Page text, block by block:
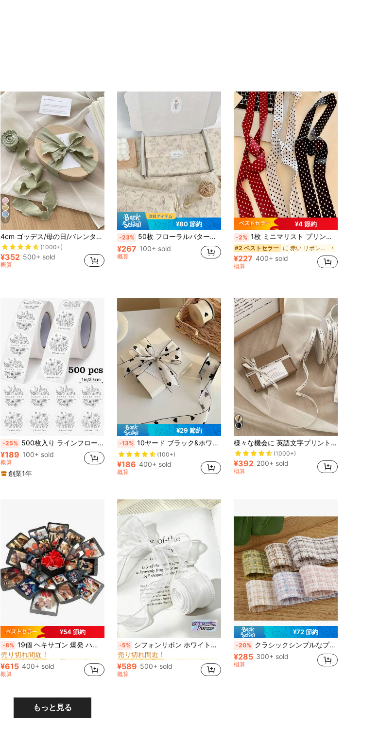
5
4cm ゴッデス/母の日/バレンタインデー用 シルクリボン シャーリング加工 高弾性、カールした泡状プリーツ ケーキ/誕生日/ボックス/ギフト/ラッピング用、DIYリボン/ノット/ヘアアクセサリー/花束/ギフトボックス/ケーキパッケージ、フローラルサテンリボン 新学期 バレンタイン
(1000+)
¥352 500+ sold
概算
¥80 節約
-23% 50枚 フローラルパターン ティッシュペーパー、DIYクラフト、パーティーギフト、ブーケラッピング、衣類包装、誕生日ギフト装飾に適しています
¥267 100+ sold
概算
¥4 節約
-2% 1枚 ミニマリスト プリントサテンスカーフ、新作春ファッションアクセサリースカーフ、女性に適し、ベルト、装飾、リボン、ヘアバンド、スカーフとしても使用可能、全体的な外観を高める理想的な選択
#2 ベストセラー に 赤い リボン&リボン
¥227 400+ sold
概算
-25% 500枚入り ラインフローラル「サンキュー」落書きシール、ミニマリスト ブラックライン、丸形シール、ギフト、封筒、カード、パーティー、ウェディングの装飾に、PVC 防水ステッカー
¥189 100+ sold
概算
創業1年
¥29 節約
-13% 10ヤード ブラック&ホワイトハートパターンリボン、エレガントなギフトラッピング装飾、結婚式や誕生日に最適、ファッショナブルな花飾りリボン、様々なシーンに対応、DIY工芸用品
(100+)
¥186 400+ sold
概算
様々な機会に 英語文字プリントポリエステルリボン 1cm 幅 ギフトラッピング リボン フラワーアレンジメント、ギフト包装、装飾など。母の日、バレンタインデー、サテンリボン
(1000+)
¥392 200+ sold
概算
¥54 節約
-8% 19個 ヘキサゴン 爆発 ハンドメイド フォトアルバム ボックス、サプライズ バースデーギフトボックスセット、バレンタインデー 学校へ帰る
#1 ベストセラー に ブラック ギフトラップボックス
売り切れ間近！
#1 ベストセラー
売り切れ間近！
#1 ベストセラー
売り切れ間近！
#1 ベストセラー
売り切れ間近！
¥615 400+ sold
概算
-5% シフォンリボン ホワイト、透明シルクスレッドリボン、縫製、ギフトパッケージ、ハンドクラフト、ウェディングブーケ、招待状、ホームデコレーション、フラワーアレンジメント、DIYパーティー用品、エレガントなギフトラッピング、ウェディングフェイバーデコレーション、プレミアムクラフトリボン、ブライダルリボン、ハンドメイドデコレーション、ホリデークリスマスデコレーション、スクラップブッキングエンベリッシュメント、高級イベントデコレーション、プロ向けバルクリボン
#4 ベストセラー に ホワイト リボン&リボン
売り切れ間近！
#4 ベストセラー
売り切れ間近！
#4 ベストセラー
売り切れ間近！
#4 ベストセラー に ホワイト リボン&リボン
売り切れ間近！
¥589 500+ sold
概算
¥72 節約
-20% クラシックシンプルなプラシ リボン付きデコレーション、DIYベーキング、フラワーギフトパッケージリボン バレンタインデー
¥285 300+ sold
概算
もっと見る